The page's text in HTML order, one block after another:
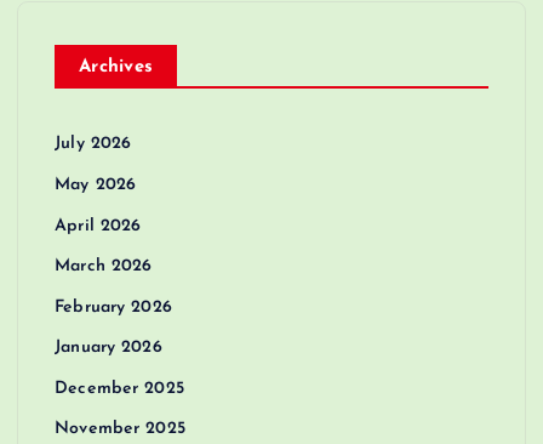
Archives
July 2026
May 2026
April 2026
March 2026
February 2026
January 2026
December 2025
November 2025